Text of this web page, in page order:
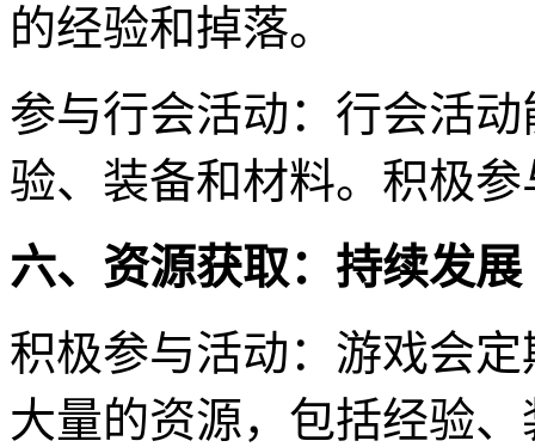
的经验和掉落。
参与行会活动：行会活
验、装备和材料。积极
六、资源获取：持续发展
积极参与活动：游戏会
大量的资源，包括经验